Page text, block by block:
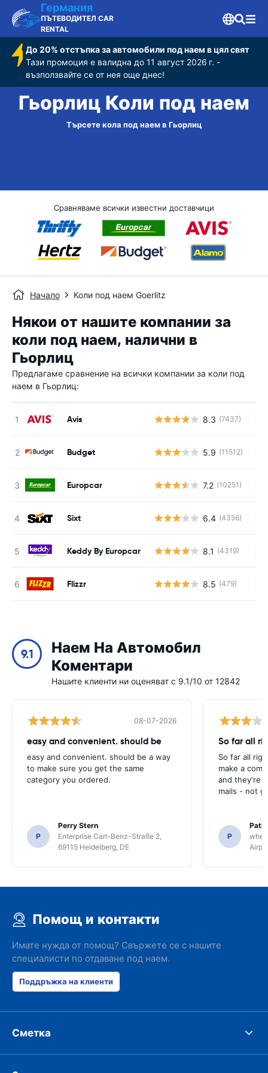
Германия
ПЪТЕВОДИТЕЛ CAR
RENTAL
До 20% отстъпка за автомобили под наем в цял свят
Тази промоция е валидна до 11 август 2026 г. -
възползвайте се от нея още днес!
Гьорлиц Коли под наем
Търсете кола под наем в Гьорлиц
Сравняваме всички известни доставчици
Начало Коли под наем Goerlitz
Някои от нашите компании за
коли под наем, налични в
Гьорлиц
Предлагаме сравнение на всички компании за коли под
наем в Гьорлиц:
Avis 8.3 (7437)
Budget 5.9 (11512)
Europcar 7.2 (10251)
Sixt 6.4 (4356)
Keddy By Europcar 8.1 (4319)
Flizzr 8.5 (479)
9.1
Наем На Автомобил
Коментари
Нашите клиенти ни оценяват с 9.1/10 от 12842
08-07-2026
easy and convenient. should be
easy and convenient. should be a way
to make sure you get the same
category you ordered.
P
Perry Stern
Enterprise Carl-Benz-Straße 2,
69115 Heidelberg, DE
So far all
So far all
make a
and they're
mails - not
P
Помощ и контакти
Имате нужда от помощ? Свържете се с нашите
специалисти по отдаване под наем.
Поддръжка на клиенти
Сметка